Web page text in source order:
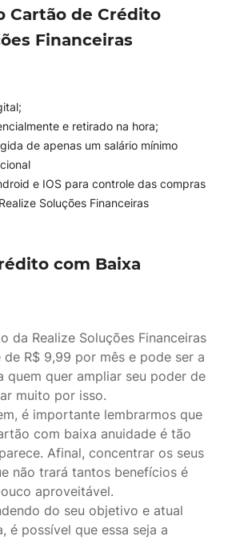
Cartão de Crédito
Financeiras
e retirado na hora;
de apenas um salário mínimo
e IOS para controle das compras
Soluções Financeiras
com Baixa
da Realize Soluções Financeiras
R$ 9,99 por mês e pode ser a
quem quer ampliar seu poder de
muito por isso.
é importante lembrarmos que
com baixa anuidade é tão
Afinal, concentrar os seus
não trará tantos benefícios é
aproveitável.
do seu objetivo e atual
é possível que essa seja a